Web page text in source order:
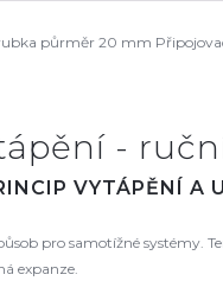
půrměr 20 mm
-
VYTÁPĚNÍ A
pro samotížné systémy.
expanze.